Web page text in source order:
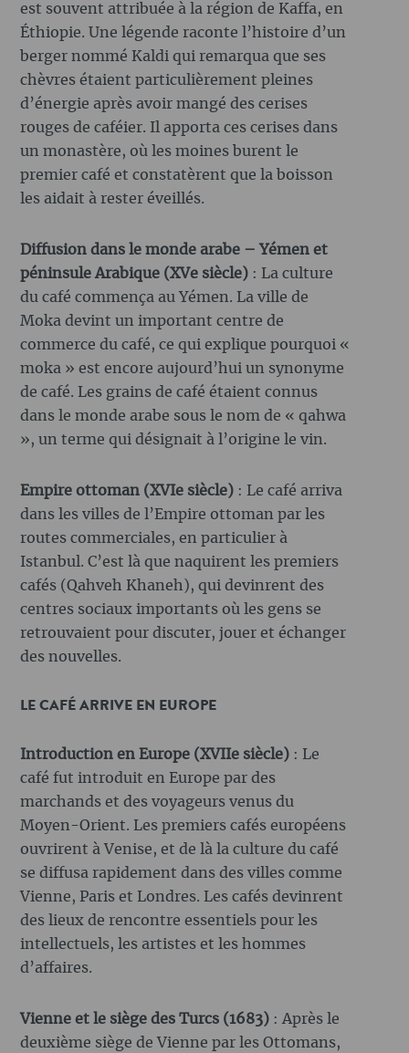
est souvent attribuée à la région de Kaffa, en
Éthiopie. Une légende raconte l’histoire d’un
berger nommé Kaldi qui remarqua que ses
chèvres étaient particulièrement pleines
d’énergie après avoir mangé des cerises
rouges de caféier. Il apporta ces cerises dans
un monastère, où les moines burent le
premier café et constatèrent que la boisson
les aidait à rester éveillés.
Diffusion dans le monde arabe – Yémen et
péninsule Arabique (XVe siècle) : La culture
du café commença au Yémen. La ville de
Moka devint un important centre de
commerce du café, ce qui explique pourquoi «
moka » est encore aujourd’hui un synonyme
de café. Les grains de café étaient connus
dans le monde arabe sous le nom de « qahwa
», un terme qui désignait à l’origine le vin.
Empire ottoman (XVIe siècle) : Le café arriva
dans les villes de l’Empire ottoman par les
routes commerciales, en particulier à
Istanbul. C’est là que naquirent les premiers
cafés (Qahveh Khaneh), qui devinrent des
centres sociaux importants où les gens se
retrouvaient pour discuter, jouer et échanger
des nouvelles.
LE CAFÉ ARRIVE EN EUROPE
Introduction en Europe (XVIIe siècle) : Le
café fut introduit en Europe par des
marchands et des voyageurs venus du
Moyen-Orient. Les premiers cafés européens
ouvrirent à Venise, et de là la culture du café
se diffusa rapidement dans des villes comme
Vienne, Paris et Londres. Les cafés devinrent
des lieux de rencontre essentiels pour les
intellectuels, les artistes et les hommes
d’affaires.
Vienne et le siège des Turcs (1683) : Après le
deuxième siège de Vienne par les Ottomans,